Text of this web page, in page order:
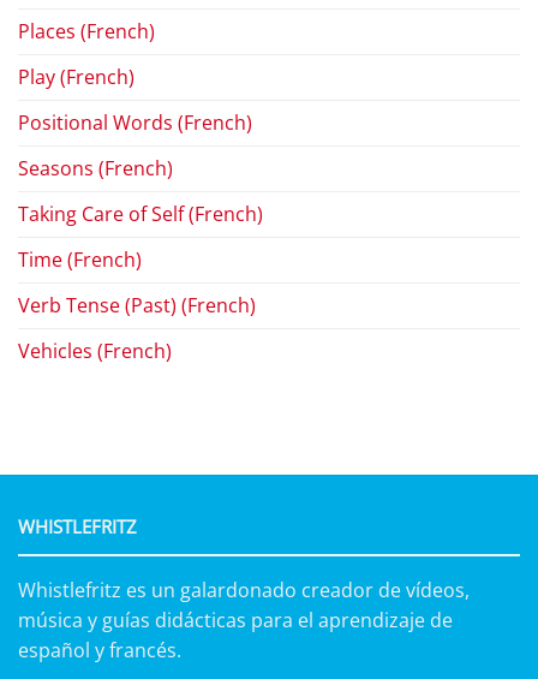
Places (French)
Play (French)
Positional Words (French)
Seasons (French)
Taking Care of Self (French)
Time (French)
Verb Tense (Past) (French)
Vehicles (French)
WHISTLEFRITZ
Whistlefritz es un galardonado creador de vídeos,
música y guías didácticas para el aprendizaje de
español y francés.